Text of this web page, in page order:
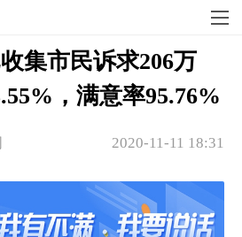
集市民诉求206万
，满意率95.76%
2020-11-11 18:31